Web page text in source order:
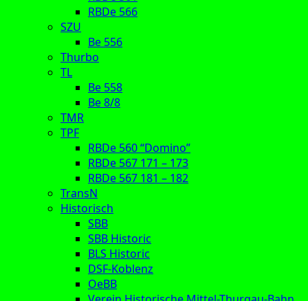
RBDe 566
SZU
Be 556
Thurbo
TL
Be 558
Be 8/8
TMR
TPF
RBDe 560 “Domino”
RBDe 567 171 – 173
RBDe 567 181 – 182
TransN
Historisch
SBB
SBB Historic
BLS Historic
DSF-Koblenz
OeBB